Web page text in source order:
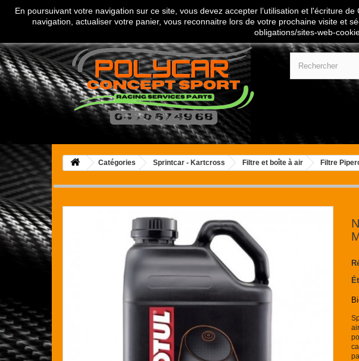
Appelez-nous au :04 70 67 49 68
Catégories Sprintcar - Kartcross Filtre et boîte à air Filtre
En poursuivant votre navigation sur ce site, vous devez accepter l’utilisation et l'écriture
navigation, actualiser votre panier, vous reconnaitre lors de votre prochaine visite et
obligations/sites-web-